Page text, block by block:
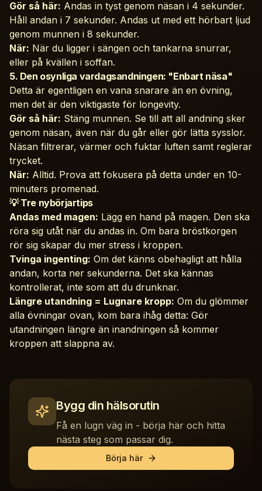
Gör så här: Andas in tyst genom näsan i 4 sekunder.
Håll andan i 7 sekunder. Andas ut med ett hörbart ljud
genom munnen i 8 sekunder.
När: När du ligger i sängen och tankarna snurrar,
eller på kvällen i soffan.
5. Den osynliga vardagsandningen: "Enbart näsa"
Detta är egentligen en vana snarare än en övning,
men det är den viktigaste för longevity.
Gör så här: Stäng munnen. Se till att all andning sker
genom näsan, även när du går eller gör lätta sysslor.
Näsan filtrerar, värmer och fuktar luften samt reglerar
trycket.
När: Alltid. Prova att fokusera på detta under en 10-
minuters promenad.
💡 Tre nybörjartips
Andas med magen: Lägg en hand på magen. Den ska
röra sig utåt när du andas in. Om bara bröstkorgen
rör sig skapar du mer stress i kroppen.
Tvinga ingenting: Om det känns obehagligt att hålla
andan, korta ner sekunderna. Det ska kännas
kontrollerat, inte som att du drunknar.
Längre utandning = Lugnare kropp: Om du glömmer
alla övningar ovan, kom bara ihåg detta: Gör
utandningen längre än inandningen så kommer
kroppen att slappna av.
Bygg din hälsorutin
Få en lugn väg in - börja här och hitta
nästa steg som passar dig.
Börja här